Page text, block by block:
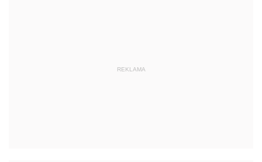
REKLAMA